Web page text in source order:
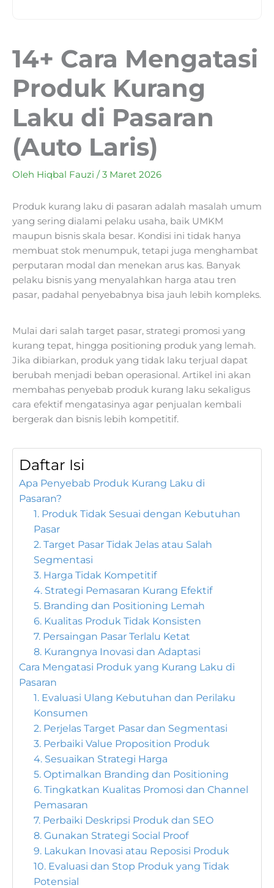
14+ Cara Mengatasi
Produk Kurang
Laku di Pasaran
(Auto Laris)
Oleh Hiqbal Fauzi /3 Maret 2026
Produk kurang laku di pasaran adalah masalah umum
yang sering dialami pelaku usaha, baik UMKM
maupun bisnis skala besar. Kondisi ini tidak hanya
membuat stok menumpuk, tetapi juga menghambat
perputaran modal dan menekan arus kas. Banyak
pelaku bisnis yang menyalahkan harga atau tren
pasar, padahal penyebabnya bisa jauh lebih kompleks.
Mulai dari salah target pasar, strategi promosi yang
kurang tepat, hingga positioning produk yang lemah.
Jika dibiarkan, produk yang tidak laku terjual dapat
berubah menjadi beban operasional. Artikel ini akan
membahas penyebab produk kurang laku sekaligus
cara efektif mengatasinya agar penjualan kembali
bergerak dan bisnis lebih kompetitif.
Daftar Isi
Apa Penyebab Produk Kurang Laku di
Pasaran?
1. Produk Tidak Sesuai dengan Kebutuhan
Pasar
2. Target Pasar Tidak Jelas atau Salah
Segmentasi
3. Harga Tidak Kompetitif
4. Strategi Pemasaran Kurang Efektif
5. Branding dan Positioning Lemah
6. Kualitas Produk Tidak Konsisten
7. Persaingan Pasar Terlalu Ketat
8. Kurangnya Inovasi dan Adaptasi
Cara Mengatasi Produk yang Kurang Laku di
Pasaran
1. Evaluasi Ulang Kebutuhan dan Perilaku
Konsumen
2. Perjelas Target Pasar dan Segmentasi
3. Perbaiki Value Proposition Produk
4. Sesuaikan Strategi Harga
5. Optimalkan Branding dan Positioning
6. Tingkatkan Kualitas Promosi dan Channel
Pemasaran
7. Perbaiki Deskripsi Produk dan SEO
8. Gunakan Strategi Social Proof
9. Lakukan Inovasi atau Reposisi Produk
10. Evaluasi dan Stop Produk yang Tidak
Potensial